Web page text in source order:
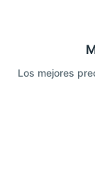
Los mejores